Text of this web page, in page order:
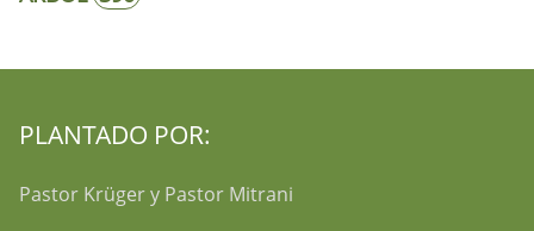
PLANTADO POR:
Pastor Krüger y Pastor Mitrani